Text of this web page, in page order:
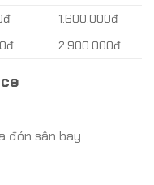
1.600.000đ
2.900.000đ
đón sân bay